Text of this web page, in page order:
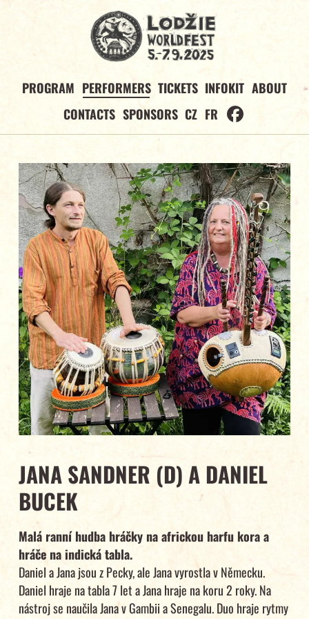
PROGRAM PERFORMERS TICKETS INFOKIT ABOUT
CONTACTS SPONSORS CZ FR
JANA SANDNER (D) A DANIEL
BUCEK
Malá ranní hudba hráčky na africkou harfu kora a
hráče na indická tabla.
Daniel a Jana jsou z Pecky, ale Jana vyrostla v Německu.
Daniel hraje na tabla 7 let a Jana hraje na koru 2 roky. Na
nástroj se naučila Jana v Gambii a Senegalu. Duo hraje rytmy